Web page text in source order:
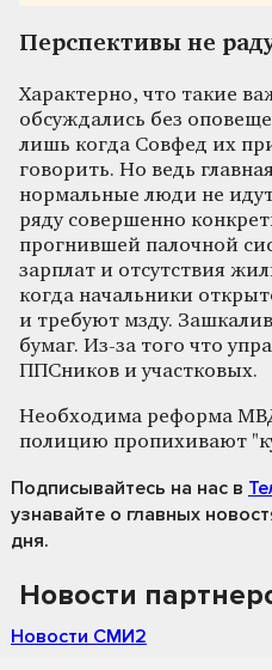
Перспективы не
Характерно, что такие
обсуждались без
лишь когда Совфед их
говорить. Но ведь
нормальные люди не
ряду совершенно
прогнившей палочной
зарплат и отсутствия
когда начальники
и требуют мзду.
бумаг. Из-за того что
ППСников и участковых.
Необходима реформа
полицию пропихивают
Подписывайтесь на нас в
узнавайте о главных
дня.
Новости
Новости СМИ2